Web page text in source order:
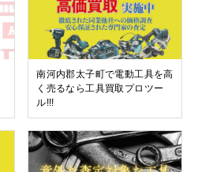
南河内郡太子町で電動工具を高
く売るなら工具買取プロツー
ル!!!